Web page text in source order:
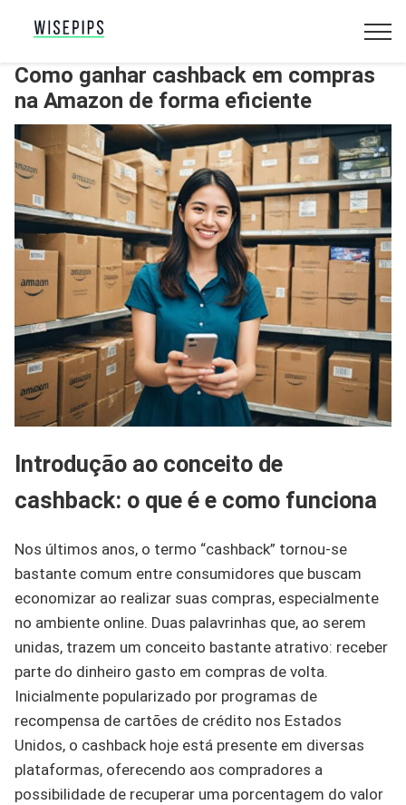
Como ganhar cashback em compras
na Amazon de forma eficiente
Introdução ao conceito de
cashback: o que é e como funciona
Nos últimos anos, o termo “cashback” tornou-se
bastante comum entre consumidores que buscam
economizar ao realizar suas compras, especialmente
no ambiente online. Duas palavrinhas que, ao serem
unidas, trazem um conceito bastante atrativo: receber
parte do dinheiro gasto em compras de volta.
Inicialmente popularizado por programas de
recompensa de cartões de crédito nos Estados
Unidos, o cashback hoje está presente em diversas
plataformas, oferecendo aos compradores a
possibilidade de recuperar uma porcentagem do valor